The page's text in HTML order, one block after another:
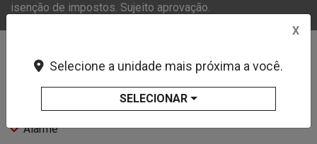
isenção de impostos. Sujeito aprovação.
Características e acessórios
Air Bag Do Motorista
Air Bag Duplo
Alarme
X
Selecione a unidade mais próxima a você.
SELECIONAR